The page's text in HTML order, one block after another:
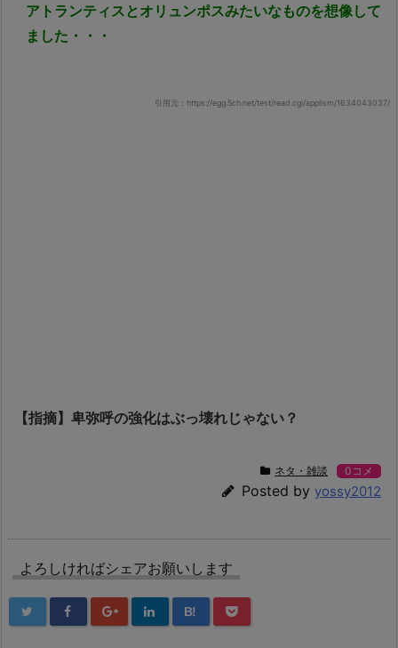
アトランティスとオリュンポスみたいなものを想像して
ました・・・
引用元：https://egg.5ch.net/test/read.cgi/applism/1634043037/
【指摘】卑弥呼の強化はぶっ壊れじゃない？
ネタ・雑談 0コメ
Posted by yossy2012
よろしければシェアお願いします
B!